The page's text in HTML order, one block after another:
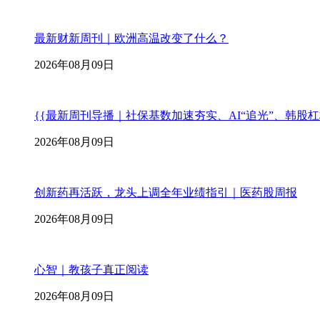
最新财新周刊｜欧洲高温改变了什么？
2026年08月09日
{{最新周刊导播｜社保基数加速夯实、AI“追光”、韩股
2026年08月09日
创新药再活跃，龙头上调全年业绩指引｜医药股周报
2026年08月09日
心智｜教孩子真正阅读
2026年08月09日